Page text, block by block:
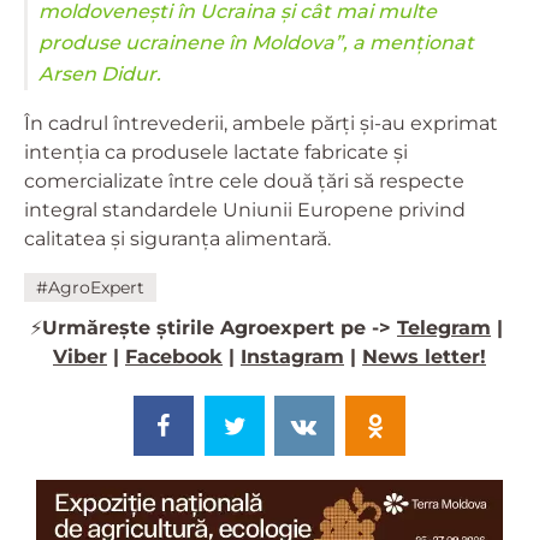
moldovenești în Ucraina și cât mai multe
produse ucrainene în Moldova”, a menționat
Arsen Didur.
În cadrul întrevederii, ambele părți și-au exprimat
intenția ca produsele lactate fabricate și
comercializate între cele două țări să respecte
integral standardele Uniunii Europene privind
calitatea și siguranța alimentară.
#AgroExpert
⚡️Urmărește știrile Agroexpert pe -> Telegram |
Viber | Facebook | Instagram | News letter!